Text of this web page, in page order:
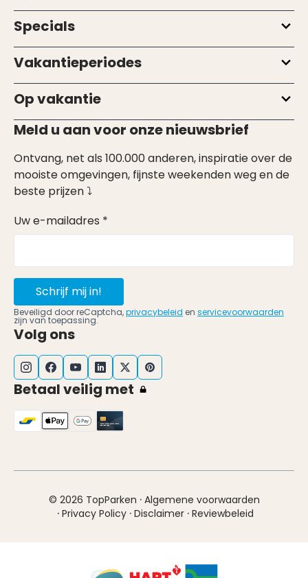
Specials
Vakantieperiodes
Op vakantie
Meld u aan voor onze nieuwsbrief
Ontvang, net als 100.000 anderen, inspiratie over de
mooiste omgevingen, fijnste weekenden weg en de
beste prijzen ⤵
Uw e-mailadres *
Schrijf mij in!
Beveiligd door reCaptcha,privacybeleid en servicevoorwaarden
zijn van toepassing.
Volg ons
Betaal veilig met
© 2026 TopParken · Algemene voorwaarden
· Privacy Policy · Disclaimer · Reviewbeleid